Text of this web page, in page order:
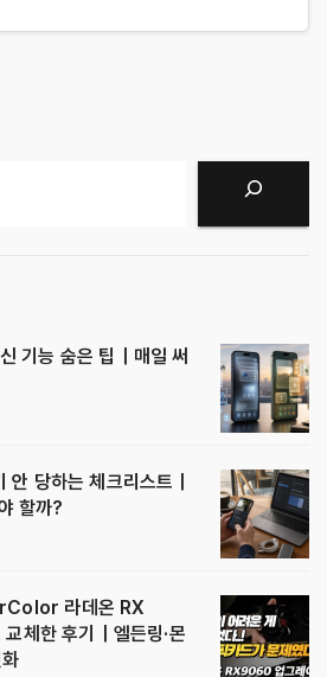
기능 숨은 팁｜매일 써
안 당하는 체크리스트｜
할까?
라데온 RX
한 후기｜엘든링·몬